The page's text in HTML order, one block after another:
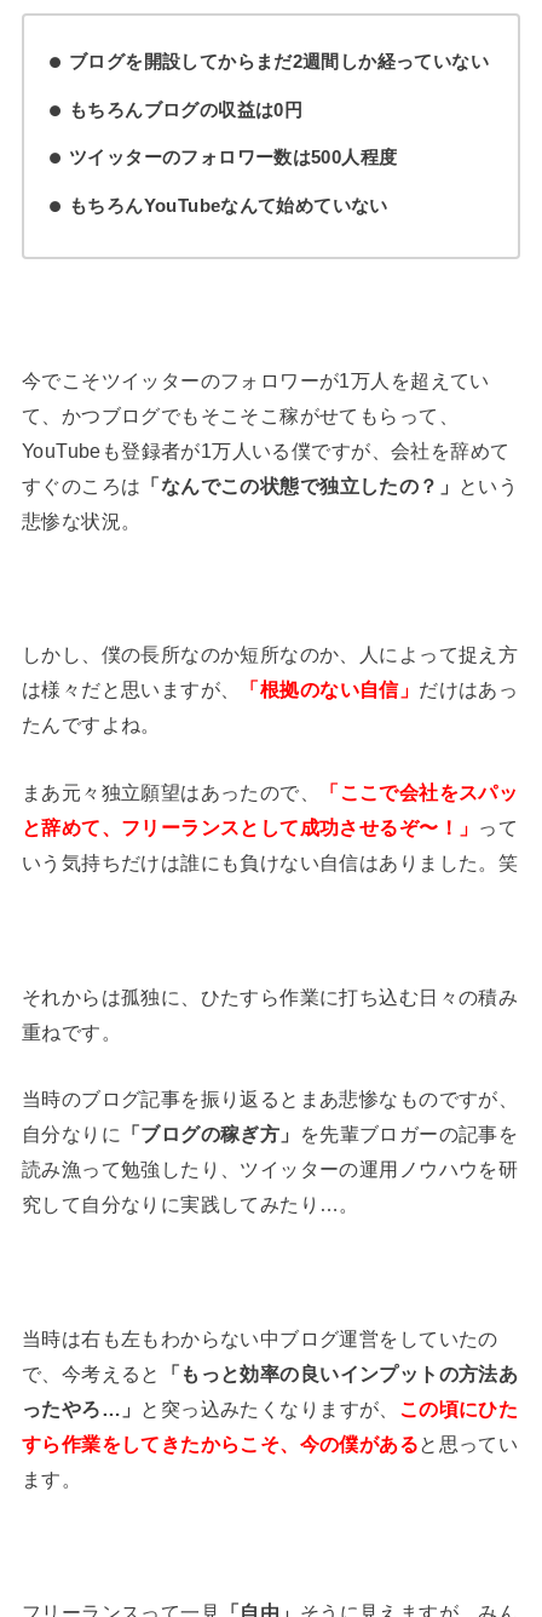
ブログを開設してからまだ2週間しか経っていない
もちろんブログの収益は0円
ツイッターのフォロワー数は500人程度
もちろんYouTubeなんて始めていない
今でこそツイッターのフォロワーが1万人を超えてい
て、かつブログでもそこそこ稼がせてもらって、
YouTubeも登録者が1万人いる僕ですが、会社を辞めて
すぐのころは 「なんでこの状態で独立したの？」
という
悲惨な状況。
しかし、僕の長所なのか短所なのか、人によって捉え方
は様々だと思いますが、
「根拠のない自信」 だけはあっ
たんですよね。
まあ元々独立願望はあったので、
「ここで会社をスパッ
と辞めて、フリーランスとして成功させるぞ〜！」 って
いう気持ちだけは誰にも負けない自信はありました。笑
それからは孤独に、ひたすら作業に打ち込む日々の積み
重ねです。
当時のブログ記事を振り返るとまあ悲惨なものですが、
自分なりに
「ブログの稼ぎ方」
を先輩ブロガーの記事を
読み漁って勉強したり、ツイッターの運用ノウハウを研
究して自分なりに実践してみたり…。
当時は右も左もわからない中ブログ運営をしていたの
で、今考えると
「もっと効率の良いインプットの方法あ
ったやろ…」 と突っ込みたくなりますが、 この頃にひた
すら作業をしてきたからこそ、今の僕があると思ってい
ます。
フリーランスって一見 「自由」 そうに見えますが、みん